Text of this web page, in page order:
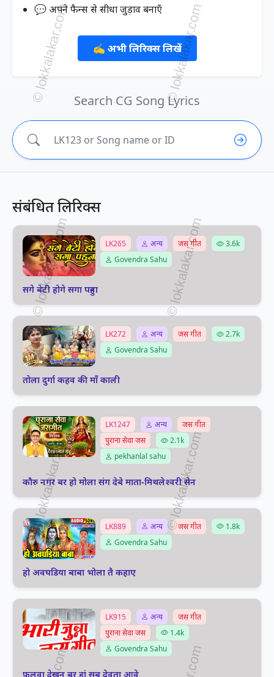
💬 अपने फैन्स से सीधा जुड़ाव बनाएँ
✍️ अभी लिरिक्स लिखें
Search CG Song Lyrics
संबंधित लिरिक्स
LK265 अन्य जस गीत
3.6k
Govendra Sahu
सगे बेटी होगे सगा पहुना
LK272 अन्य जस गीत
2.7k
Govendra Sahu
तोला दुर्गा कहव की माँ काली
LK1247 अन्य
जस गीत
पुराना सेवा जस
2.1k
pekhanlal sahu
कौरु नगर बर हो मोला संग देबे माता-मिथलेश्वरी सेन
LK889 अन्य जस गीत
1.8k
Govendra Sahu
हो अवघडिया बाबा भोला तै कहाए
LK915 अन्य
जस गीत
पुराना सेवा जस
1.4k
Govendra Sahu
फुलवा देखन बर हां सब देवता आवे